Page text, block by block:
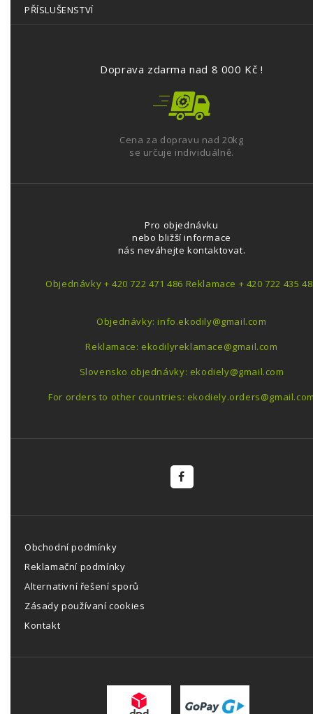
PŘÍSLUŠENSTVÍ
Doprava zdarma nad 8 000 Kč !
Cena za dopravu nad 20kg
se určuje individuálně.
Pro objednávku
nebo bližší informace
nás neváhejte kontaktovat.
Objednávky + 420 722 471 486 Reklamace + 420 722 435
Objednávky: info.ekodily@gmail.com
Reklamace: ekodilyreklamace@gmail.com
Slovensko objednávky: ekodiely@gmail.com
For orders to other countries:
Obchodní podmínky
Reklamační podmínky
Alternativní řešení sporů
Zásady používaní cookies
Kontakt